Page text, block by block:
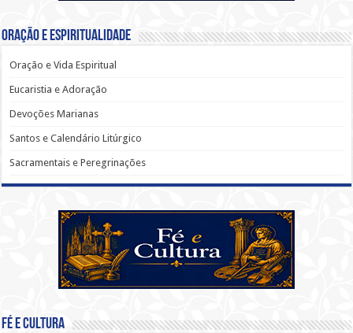
Oração e Espiritualidade
Oração e Vida Espiritual
Eucaristia e Adoração
Devoções Marianas
Santos e Calendário Litúrgico
Sacramentais e Peregrinações
Fé e Cultura